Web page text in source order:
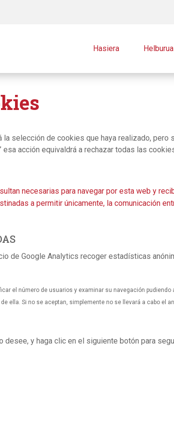
Hasiera Helburua
la selección de cookies que haya realizado,
esa acción equivaldrá a rechazar todas las
necesarias para navegar por esta web y
a permitir únicamente, la comunicación
de Google Analytics recoger estadísticas
el número de usuarios y examinar su navegación
ella. Si no se aceptan, simplemente no se llevará a cabo el
desee, y haga clic en el siguiente botón para